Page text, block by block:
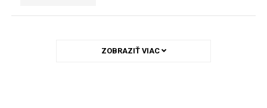
ZOBRAZIŤ VIAC